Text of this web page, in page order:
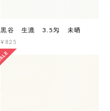
黒谷 生漉 3.5匁 未晒
¥825